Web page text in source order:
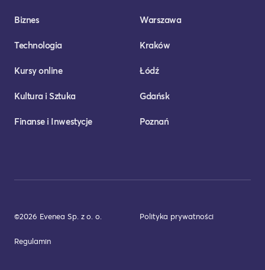
Biznes
Technologia
Kursy online
Kultura i Sztuka
Finanse i Inwestycje
Warszawa
Kraków
Łódź
Gdańsk
Poznań
©2026 Evenea Sp. z o. o. Polityka prywatności
Regulamin